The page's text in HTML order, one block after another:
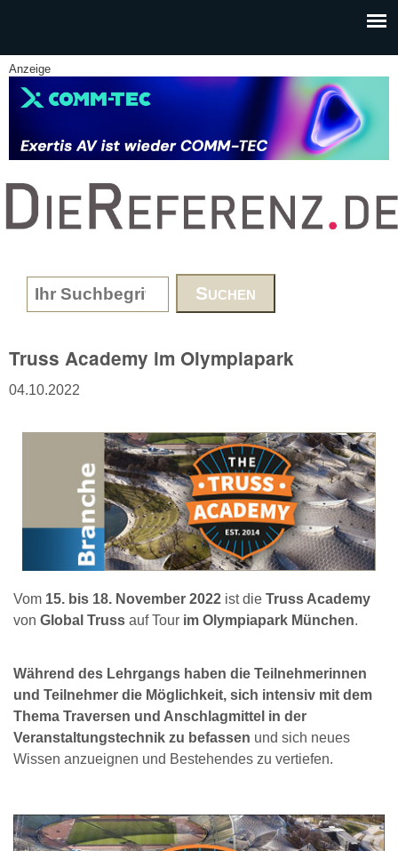
Anzeige
www.DieReferenz.de
Search form
Truss Academy im Olympiapark
04.10.2022
Vom 15. bis 18. November 2022 ist die Truss Academy
von Global Truss auf Tour im Olympiapark München.
Während des Lehrgangs haben die Teilnehmerinnen
und Teilnehmer die Möglichkeit, sich intensiv mit dem
Thema Traversen und Anschlagmittel in der
Veranstaltungstechnik zu befassen und sich neues
Wissen anzueignen und Bestehendes zu vertiefen.